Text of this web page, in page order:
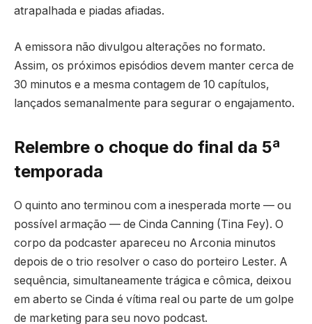
atrapalhada e piadas afiadas.
A emissora não divulgou alterações no formato.
Assim, os próximos episódios devem manter cerca de
30 minutos e a mesma contagem de 10 capítulos,
lançados semanalmente para segurar o engajamento.
Relembre o choque do final da 5ª
temporada
O quinto ano terminou com a inesperada morte — ou
possível armação — de Cinda Canning (Tina Fey). O
corpo da podcaster apareceu no Arconia minutos
depois de o trio resolver o caso do porteiro Lester. A
sequência, simultaneamente trágica e cômica, deixou
em aberto se Cinda é vítima real ou parte de um golpe
de marketing para seu novo podcast.